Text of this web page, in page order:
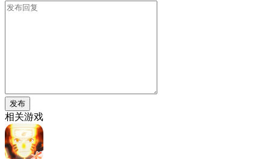
发布
相关游戏